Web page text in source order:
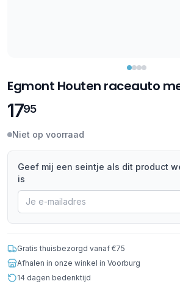
Egmont Houten raceauto
1795
Niet op voorraad
Geef mij een seintje als dit product
is
Gratis thuisbezorgd vanaf €75
Afhalen in onze winkel in Voorburg
14 dagen bedenktijd